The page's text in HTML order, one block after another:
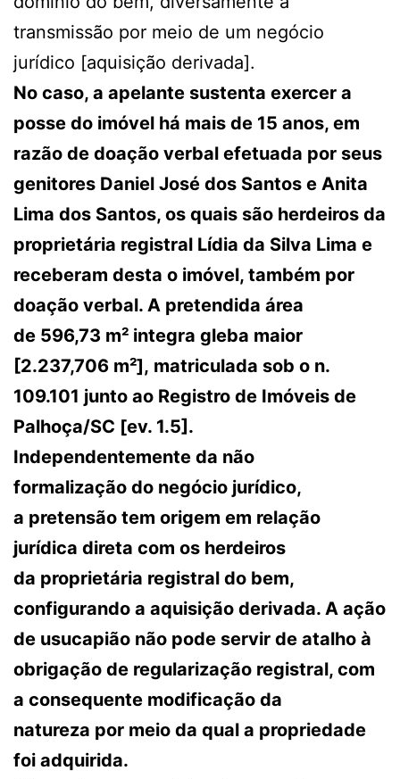
transmissão por meio de um negócio
jurídico [aquisição derivada].
No caso, a apelante sustenta exercer a
posse do imóvel há mais de 15 anos, em
razão de doação verbal efetuada por seus
genitores Daniel José dos Santos e Anita
Lima dos Santos, os quais são herdeiros da
proprietária registral Lídia da Silva Lima e
receberam desta o imóvel, também por
doação verbal. A pretendida área
de 596,73 m² integra gleba maior
[2.237,706 m²], matriculada sob o n.
109.101 junto ao Registro de Imóveis de
Palhoça/SC [ev. 1.5].
Independentemente da não
formalização do negócio jurídico,
a pretensão tem origem em relação
jurídica direta com os herdeiros
da proprietária registral do bem,
configurando a aquisição derivada. A ação
de usucapião não pode servir de atalho à
obrigação de regularização registral, com
a consequente modificação da
natureza por meio da qual a propriedade
foi adquirida.